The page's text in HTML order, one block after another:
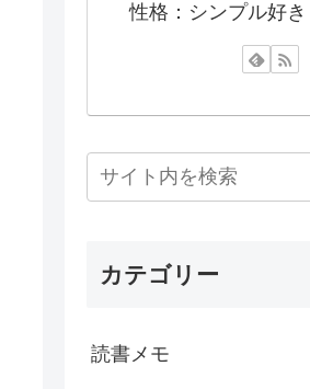
性格：シンプル好き
カテゴリー
読書メモ